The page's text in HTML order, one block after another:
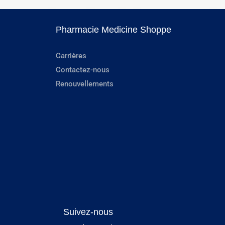
Pharmacie Medicine Shoppe
Carrières
Contactez-nous
Renouvellements
Suivez-nous